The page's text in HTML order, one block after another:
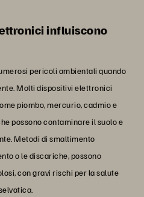
influiscono
pericoli ambientali quando
Molti dispositivi elettronici
piombo, mercurio, cadmio e
possono contaminare il suolo e
Metodi di smaltimento
o le discariche, possono
con gravi rischi per la salute